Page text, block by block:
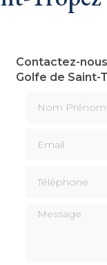
Contactez-
Golfe de Saint-
Message